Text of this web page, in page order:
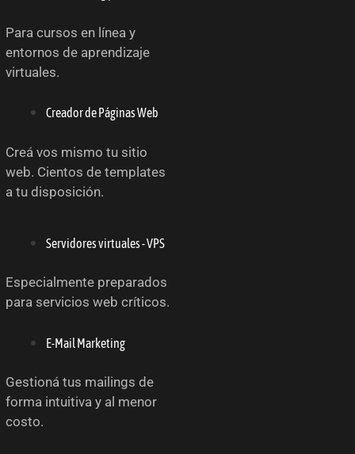
Para cursos en línea y
entornos de aprendizaje
virtuales.
Creador de Páginas Web
Creá vos mismo tu sitio
web. Cientos de templates
a tu disposición.
Servidores virtuales - VPS
Especialmente preparados
para servicios web críticos.
E-Mail Marketing
Gestioná tus mailings de
forma intuitiva y al menor
costo.